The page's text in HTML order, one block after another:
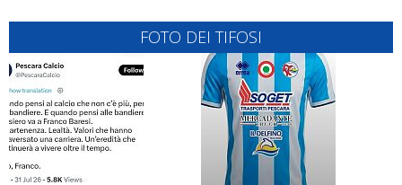
FOTO DEI TIFOSI